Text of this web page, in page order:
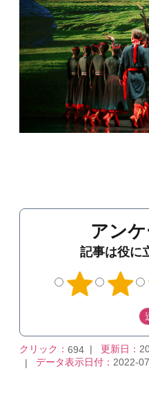
アン
記事は役に
クリック： 694 更新日：
データ表示日付： 2022-